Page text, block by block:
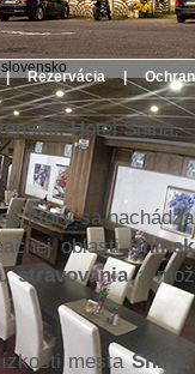
| Rezervácia |
, ktorý sa
oblasti
,stravovaniaa
mestaSnina